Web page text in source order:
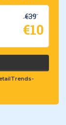
€39
€10